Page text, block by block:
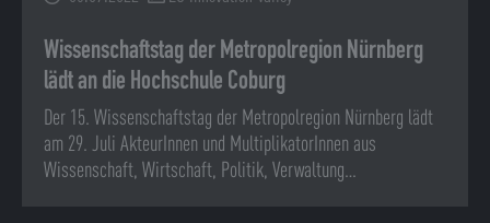
Wissenschaftstag der Metropolregion Nürnberg
lädt an die Hochschule Coburg
Der 15. Wissenschaftstag der Metropolregion Nürnberg lädt
am 29. Juli AkteurInnen und MultiplikatorInnen aus
Wissenschaft, Wirtschaft, Politik, Verwaltung…